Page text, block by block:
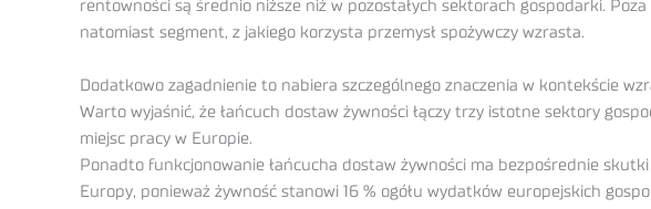
rentowności są średnio niższe niż w pozostałych sektorach gospodarki.
natomiast segment, z jakiego korzysta przemysł spożywczy wzrasta.
Dodatkowo zagadnienie to nabiera szczególnego znaczenia w kontekście
Warto wyjaśnić, że łańcuch dostaw żywności łączy trzy istotne sektory
miejsc pracy w Europie.
Ponadto funkcjonowanie łańcucha dostaw żywności ma bezpośrednie
Europy, ponieważ żywność stanowi 16 % ogółu wydatków europejskich